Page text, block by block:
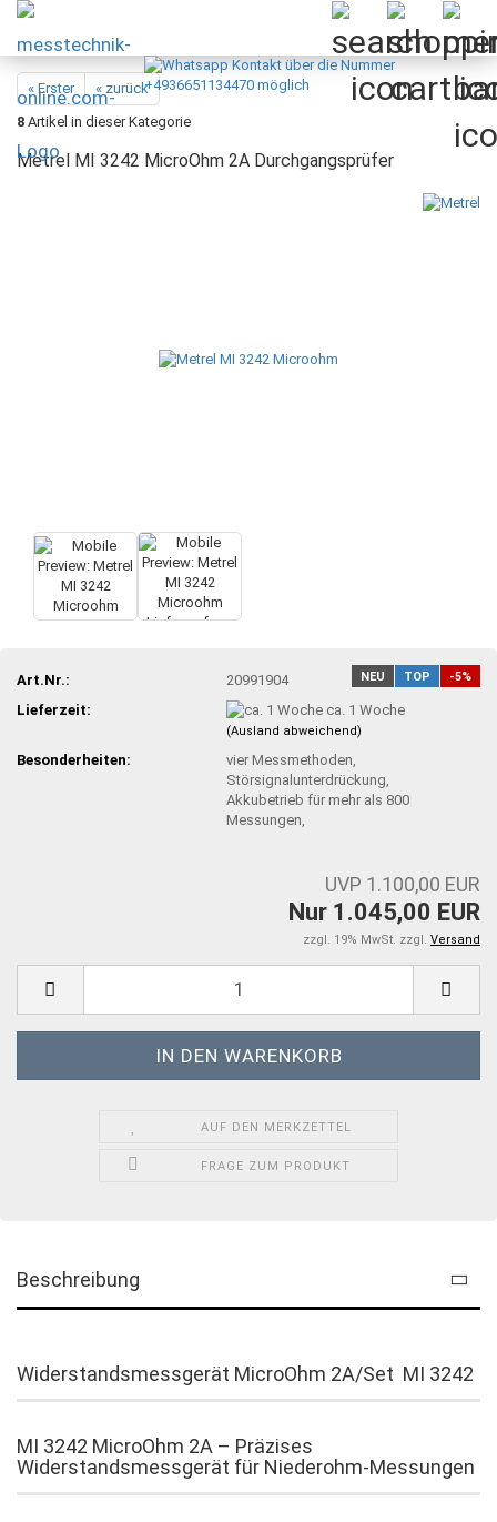
« Erster
« zurück
8 Artikel in dieser Kategorie
Metrel MI 3242 MicroOhm 2A Durchgangsprüfer
NEU TOP -5%
Art.Nr.:
20991904
Lieferzeit:
ca. 1 Woche
(Ausland abweichend)
Besonderheiten:
vier Messmethoden,
Störsignalunterdrückung,
Akkubetrieb für mehr als 800
Messungen,
UVP 1.100,00 EUR
Nur 1.045,00 EUR
zzgl. 19% MwSt. zzgl. Versand
AUF DEN MERKZETTEL
FRAGE ZUM PRODUKT
Beschreibung
Widerstandsmessgerät MicroOhm 2A/Set MI 3242
MI 3242 MicroOhm 2A – Präzises
Widerstandsmessgerät für Niederohm-Messungen